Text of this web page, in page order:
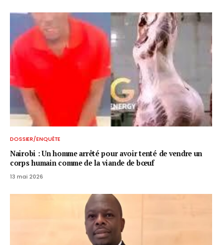
DOSSIER/ENQUÊTE
Nairobi : Un homme arrêté pour avoir tenté de vendre un
corps humain comme de la viande de bœuf
13 mai 2026